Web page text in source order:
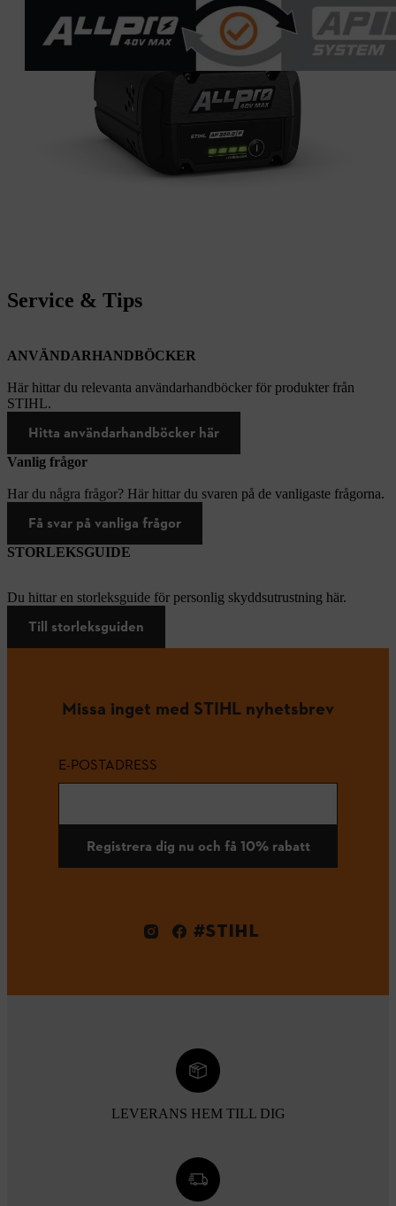
Service & Tips
ANVÄNDARHANDBÖCKER
Här hittar du relevanta användarhandböcker för produkter från
STIHL.
Hitta användarhandböcker här
Vanlig frågor
Har du några frågor? Här hittar du svaren på de vanligaste frågorna.
Få svar på vanliga frågor
STORLEKSGUIDE
Du hittar en storleksguide för personlig skyddsutrustning här.
Till storleksguiden
Missa inget med STIHL nyhetsbrev
E-POSTADRESS
Registrera dig nu och få 10% rabatt
#STIHL
LEVERANS HEM TILL DIG